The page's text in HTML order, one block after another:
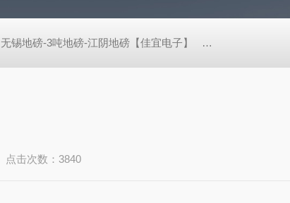
无锡地磅-3吨地磅-江阴地磅【佳宜电子】 80吨地磅常规尺
点击次数：3840